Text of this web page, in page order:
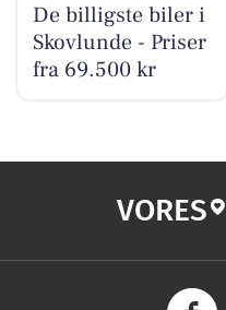
De billigste biler i
Skovlunde - Priser
fra 69.500 kr
VORES